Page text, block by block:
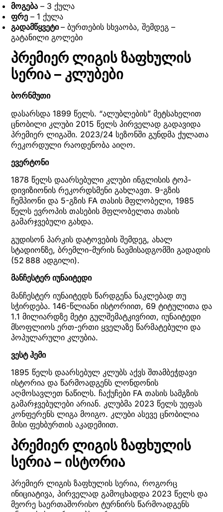
მოგება – 3 ქულა
ფრე – 1 ქულა
გადამწყვეტი– ბურთების სხვაობა, შემდეგ –
გატანილი გოლები
პრემიერ ლიგის ზაფხულის
სერია – კლუბები
ბორნმუთი
დასარსდა 1899 წელს. “ალუბლების” მეტსახელით
ცნობილი კლუბი 2015 წელს პირველად გადავიდა
პრემიერ ლიგაში. 2023/24 სეზონში გუნდმა ქულათა
რეკორდული რაოდენობა აიღო.
ევერტონი
1878 წელს დაარსებული კლუბი ინგლისის ტოპ-
დივიზიონის რეკორდსმენი გახლავთ. 9-გზის
ჩემპიონი და 5-გზის FA თასის მფლობელი, 1985
წელს ევროპის თასების მფლობელთა თასის
გამარჯვებული გახდა.
გუდისონ პარკის დატოვების შემდეგ, ახალ
სტადიონზე, ბრემლი-მურის ნავმისადგომში გადადის
(52 888 ადგილი).
მანჩესტერ იუნაიტედი
მანჩესტერ იუნაიტედს წარდგენა ნაკლებად თუ
სჭირდება. 146-წლიანი ისტორიით, 69 ტიტულითა და
1.1 მილიარდზე მეტი გულშემატკივრით, იუნაიტედი
მსოფლიოს ერთ-ერთი ყველაზე წარმატებული და
პოპულარული კლუბია.
ვესტ ჰემი
1895 წელს დაარსებულ კლუბს აქვს შთამბეჭდავი
ისტორია და წარმოადგენს ლონდონის
აღმოსავლეთ ნაწილს. ჩაქუჩები FA თასის სამგზის
გამარჯვებულები არიან. კლუბმა 2023 წელს უეფას
კონფერენს ლიგა მოიგო. კლუბი ასევე ცნობილია
მისი ფეხბურთის აკადემიით.
პრემიერ ლიგის ზაფხულის
სერია – ისტორია
პრემიერ ლიგის ზაფხულის სერია, როგორც
ინიციატივა, პირველად გამოცხადდა 2023 წელს და
მეორე საერთაშორისო ტურნირს წარმოადგენს